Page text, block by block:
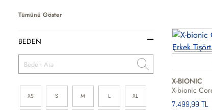
Tümünü Göster
BEDEN
XS S M L XL
X-BIONIC
7.499,99 TL